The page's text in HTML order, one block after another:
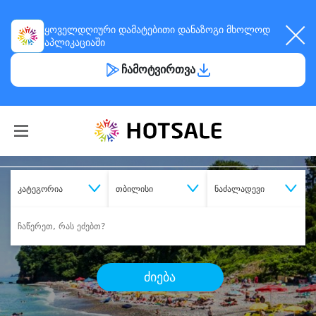
ყოველდღიური დამატებითი დანაზოგი მხოლოდ
აპლიკაციაში
ჩამოტვირთვა
კატეგორია თბილისი ნაძალადევი
ძიება
შეიძინესასურველი მომსახურება